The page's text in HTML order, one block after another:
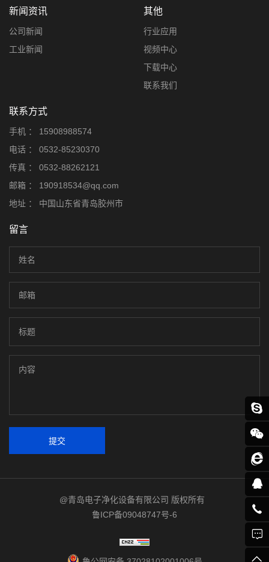
新闻资讯
公司新闻
工业新闻
其他
行业应用
视频中心
下载中心
联系我们
联系方式
手机 ：
15908988574
电话 ：
0532-85230370
传真 ：
0532-88262121
邮箱 ：
190918534@qq.com
地址 ：
中国山东省青岛胶州市
留言
提交
@青岛电子净化设备有限公司 版权所有
鲁ICP备09048747号-6